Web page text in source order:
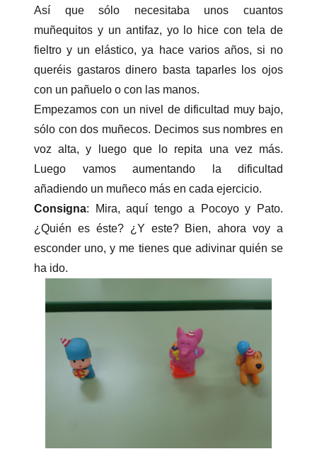
Así que sólo necesitaba unos cuantos
muñequitos y un antifaz, yo lo hice con tela de
fieltro y un elástico, ya hace varios años, si no
queréis gastaros dinero basta taparles los ojos
con un pañuelo o con las manos.
Empezamos con un nivel de dificultad muy bajo,
sólo con dos muñecos. Decimos sus nombres en
voz alta, y luego que lo repita una vez más.
Luego vamos aumentando la dificultad
añadiendo un muñeco más en cada ejercicio.
Consigna: Mira, aquí tengo a Pocoyo y Pato.
¿Quién es éste? ¿Y este? Bien, ahora voy a
esconder uno, y me tienes que adivinar quién se
ha ido.